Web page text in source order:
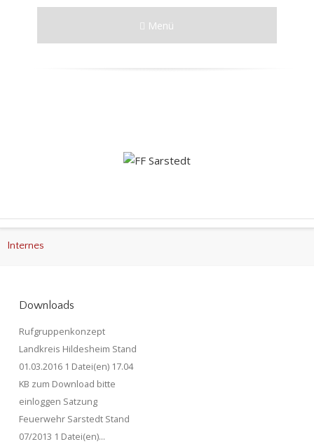
Menü
Internes
Downloads
Rufgruppenkonzept
Landkreis Hildesheim Stand
01.03.2016 1 Datei(en) 17.04
KB zum Download bitte
einloggen Satzung
Feuerwehr Sarstedt Stand
07/2013 1 Datei(en)...